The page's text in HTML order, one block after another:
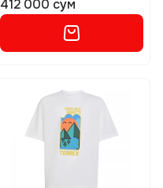
412 000 сум